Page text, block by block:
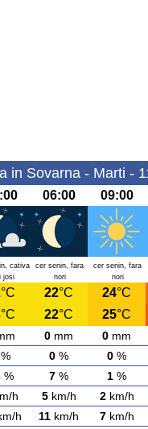
in Sovarna - Marti -
06:00 09:00
cativa
josi
cer senin, fara
nori
cer senin, fara
nori
°C 22°C 24°C
°C 22°C 25°C
0 mm 0 mm
% 0 % 0 %
% 7 % 1 %
h 5km/h 2km/h
h 11 km/h 7km/h